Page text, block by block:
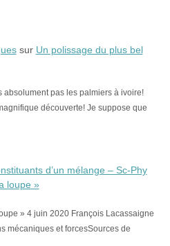
sur Un polissage du plus bel
absolument pas les palmiers à ivoire!
découverte! Je suppose que
d’un mélange – Sc-Phy
loupe »
» 4 juin 2020 François Lacassaigne
mécaniques et forcesSources de